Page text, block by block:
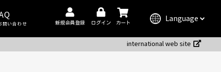
問い合わせ 新規会員登録 ログイン カート
international web site